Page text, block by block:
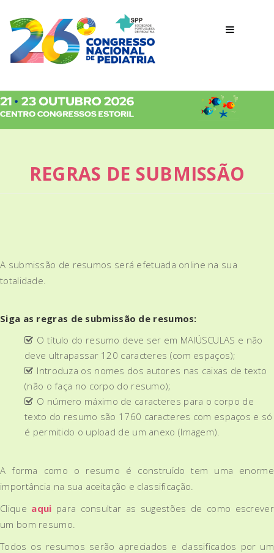
REGRAS DE SUBMISSÃO
A submissão de resumos será efetuada online na sua
totalidade.
Siga as regras de submissão de resumos:
O título do resumo deve ser em MAIÚSCULAS e não
deve ultrapassar 120 caracteres (com espaços);
Introduza os nomes dos autores nas caixas de texto
(não o faça no corpo do resumo);
O número máximo de caracteres para o corpo de
texto do resumo são 1760 caracteres com espaços e só
é permitido o upload de um anexo (Imagem).
A forma como o resumo é construído tem uma enorme
importância na sua aceitação e classificação.
Clique aqui para consultar as sugestões de como escrever
um bom resumo.
Todos os resumos serão apreciados e classificados por um